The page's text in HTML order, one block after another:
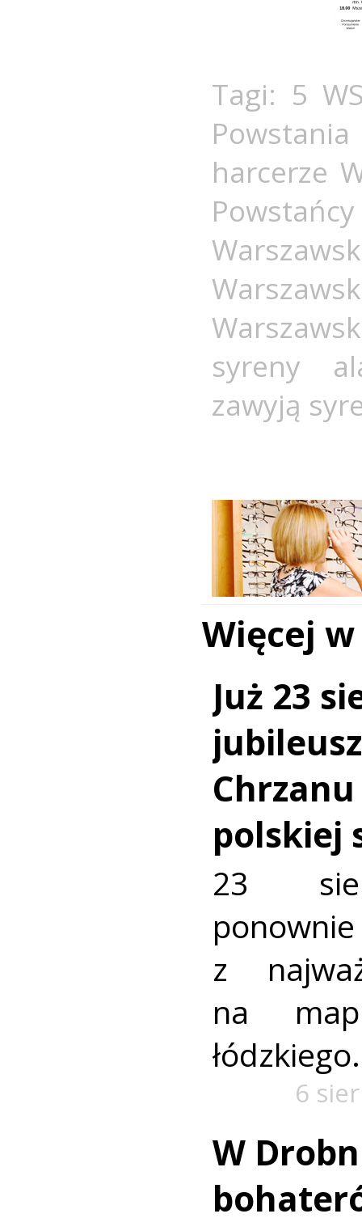
Tagi: 5
harcerze
syreny
zawyją
Więcej
Już 23
polskiej
23
z
na
łódzkiego.
6
W